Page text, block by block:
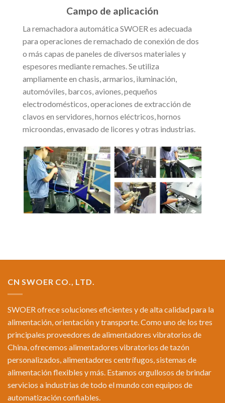
Campo de aplicación
La remachadora automática SWOER es adecuada
para operaciones de remachado de conexión de dos
o más capas de paneles de diversos materiales y
espesores mediante remaches. Se utiliza
ampliamente en chasis, armarios, iluminación,
automóviles, barcos, aviones, pequeños
electrodomésticos, operaciones de extracción de
clavos en servidores, hornos eléctricos, hornos
microondas, envasado de licores y otras industrias.
CN SWOER CO., LTD.
SWOER ofrece soluciones eficientes y de alta calidad para la
alimentación, orientación y transporte. Como uno de los tres
principales proveedores de alimentadores vibratorios de
China, ofrecemos alimentadores vibratorios de tazón
personalizados, alimentadores centrífugos, sistemas de
alimentación flexibles y más. Estamos orgullosos de brindar
servicios a industrias de todo el mundo con equipos de
automatización confiables.